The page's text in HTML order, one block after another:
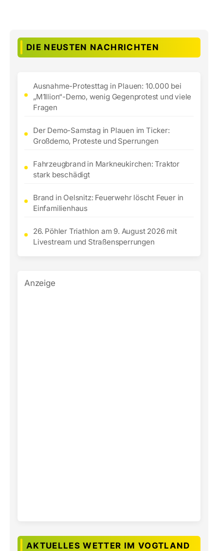
DIE NEUSTEN NACHRICHTEN
Ausnahme-Protesttag in Plauen: 10.000 bei
„M1llion“-Demo, wenig Gegenprotest und viele
Fragen
Der Demo-Samstag in Plauen im Ticker:
Großdemo, Proteste und Sperrungen
Fahrzeugbrand in Markneukirchen: Traktor
stark beschädigt
Brand in Oelsnitz: Feuerwehr löscht Feuer in
Einfamilienhaus
26. Pöhler Triathlon am 9. August 2026 mit
Livestream und Straßensperrungen
Anzeige
AKTUELLES WETTER IM VOGTLAND